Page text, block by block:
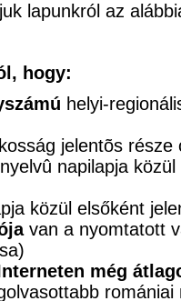
lapunkról az
hogy:
helyi-
jelentõs
napilapja
közül elsőként
van a nyomtatott
még